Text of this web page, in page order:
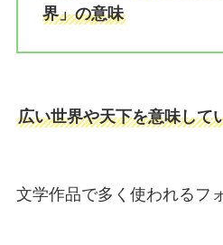
界」の意味
広い世界や天下を意味して
文学作品で多く使われるフ